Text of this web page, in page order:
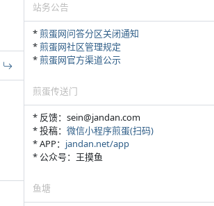
站务公告
*煎蛋网问答分区关闭通知
*煎蛋网社区管理规定
*煎蛋网官方渠道公示
煎蛋传送门
* 反馈：sein@jandan.com
* 投稿： 微信小程序煎蛋(扫码)
* APP： jandan.net/app
* 公众号：王摸鱼
鱼塘